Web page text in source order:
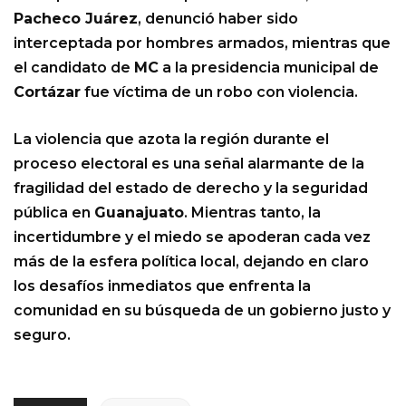
Pacheco Juárez, denunció haber sido
interceptada por hombres armados, mientras que
el candidato de MC a la presidencia municipal de
Cortázar fue víctima de un robo con violencia.
La violencia que azota la región durante el
proceso electoral es una señal alarmante de la
fragilidad del estado de derecho y la seguridad
pública en Guanajuato. Mientras tanto, la
incertidumbre y el miedo se apoderan cada vez
más de la esfera política local, dejando en claro
los desafíos inmediatos que enfrenta la
comunidad en su búsqueda de un gobierno justo y
seguro.